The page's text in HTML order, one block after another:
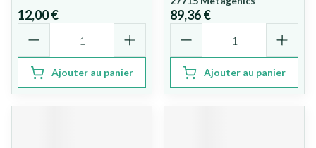
12,00 €
Ajouter au panier
89,36 €
Ajouter au panier